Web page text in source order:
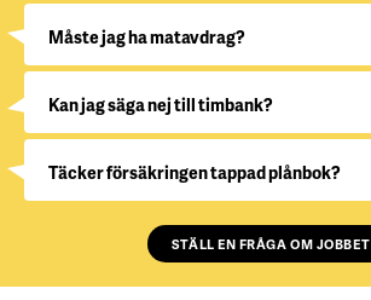
Måste jag ha matavdrag?
Kan jag säga nej till timbank?
Täcker försäkringen tappad plånbok?
STÄLL EN FRÅGA OM JOBBET